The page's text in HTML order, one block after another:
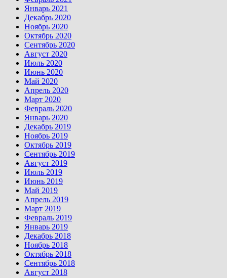
Январь 2021
Декабрь 2020
Ноябрь 2020
Октябрь 2020
Сентябрь 2020
Август 2020
Июль 2020
Июнь 2020
Май 2020
Апрель 2020
Март 2020
Февраль 2020
Январь 2020
Декабрь 2019
Ноябрь 2019
Октябрь 2019
Сентябрь 2019
Август 2019
Июль 2019
Июнь 2019
Май 2019
Апрель 2019
Март 2019
Февраль 2019
Январь 2019
Декабрь 2018
Ноябрь 2018
Октябрь 2018
Сентябрь 2018
Август 2018